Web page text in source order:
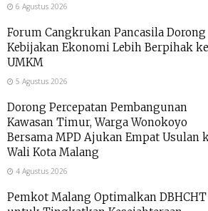
6 Agustus 2026
Forum Cangkrukan Pancasila Dorong
Kebijakan Ekonomi Lebih Berpihak ke
UMKM
5 Agustus 2026
Dorong Percepatan Pembangunan
Kawasan Timur, Warga Wonokoyo
Bersama MPD Ajukan Empat Usulan
Wali Kota Malang
4 Agustus 2026
Pemkot Malang Optimalkan DBHCHT